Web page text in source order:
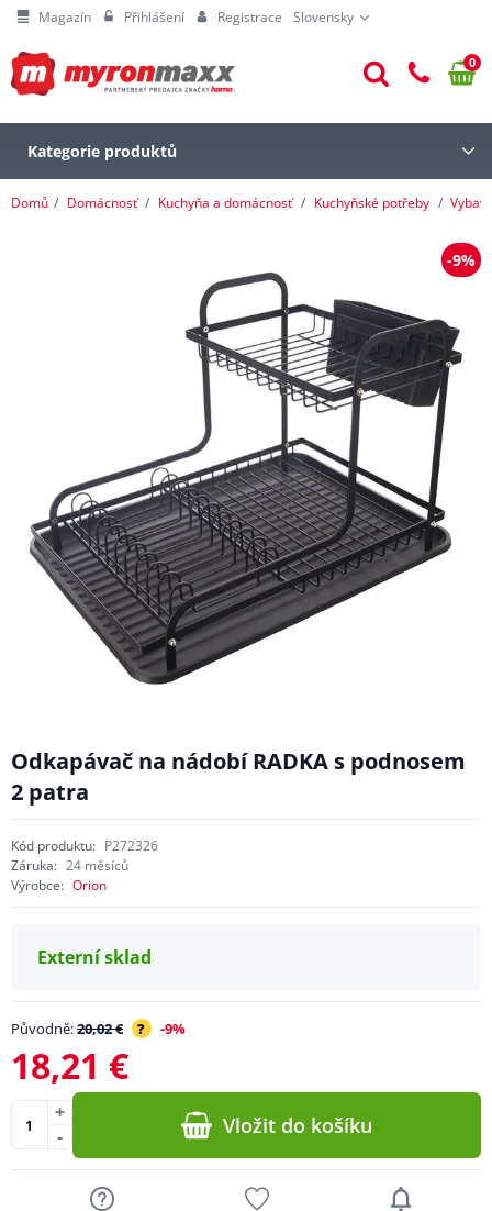
Magazín Přihlášení Registrace Slovensky
0
Kategorie produktů
Domů Domácnosť Kuchyňa a domácnosť Kuchyňské potřeby
-9%
Odkapávač na nádobí RADKA s podnosem
2 patra
Kód produktu: P272326
Záruka: 24 měsíců
Výrobce: Orion
Externí sklad
Původně:20,02 € ? -9%
18,21 €
-
+ Vložit do košíku